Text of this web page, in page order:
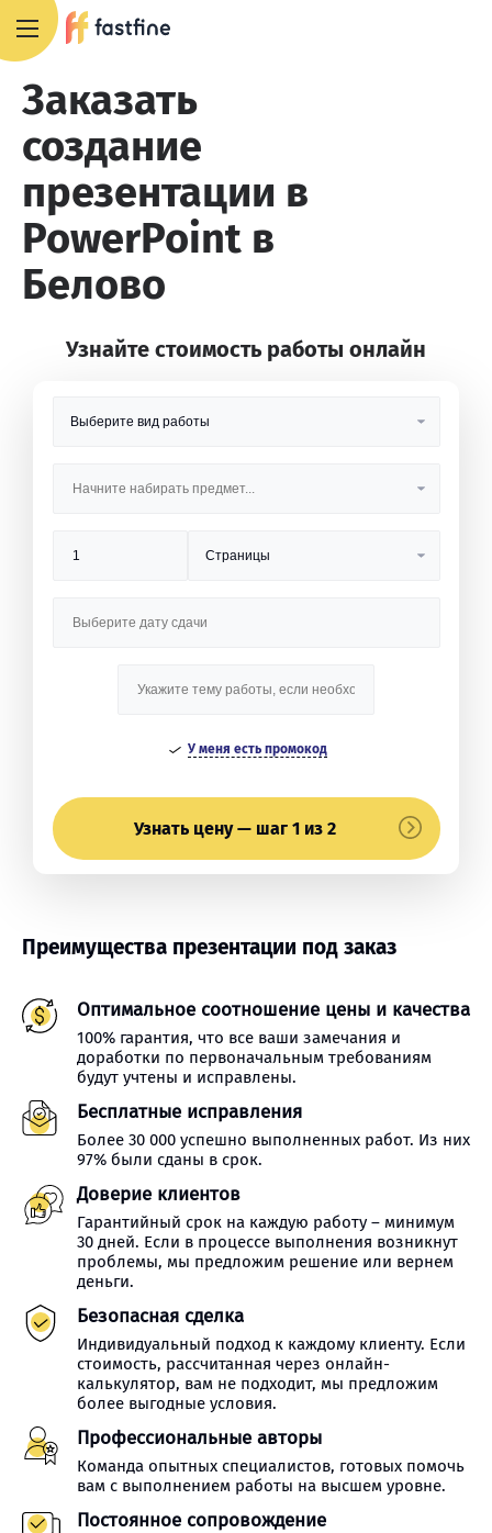
Заказать
создание
презентации в
PowerPoint в
Белово
Узнайте стоимость работы онлайн
У меня есть промокод
Узнать цену — шаг 1 из 2
Преимущества презентации под заказ
Оптимальное соотношение цены и качества
100% гарантия, что все ваши замечания и
доработки по первоначальным требованиям
будут учтены и исправлены.
Бесплатные исправления
Более 30 000 успешно выполненных работ. Из них
97% были сданы в срок.
Доверие клиентов
Гарантийный срок на каждую работу – минимум
30 дней. Если в процессе выполнения возникнут
проблемы, мы предложим решение или вернем
деньги.
Безопасная сделка
Индивидуальный подход к каждому клиенту. Если
стоимость, рассчитанная через онлайн-
калькулятор, вам не подходит, мы предложим
более выгодные условия.
Профессиональные авторы
Команда опытных специалистов, готовых помочь
вам с выполнением работы на высшем уровне.
Постоянное сопровождение